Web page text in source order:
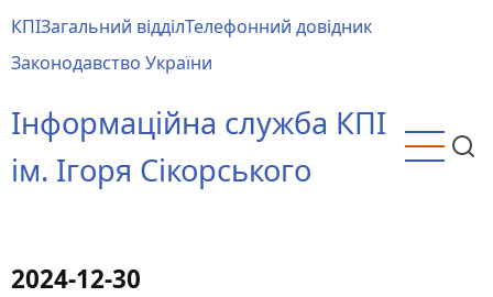
до
основного
КПІЗагальний відділТелефонний довідник
Законодавство України
Інформаційна служба КПІ
ім. Ігоря Сікорського
2024-12-30